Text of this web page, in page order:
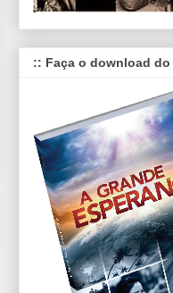
:: Faça o download